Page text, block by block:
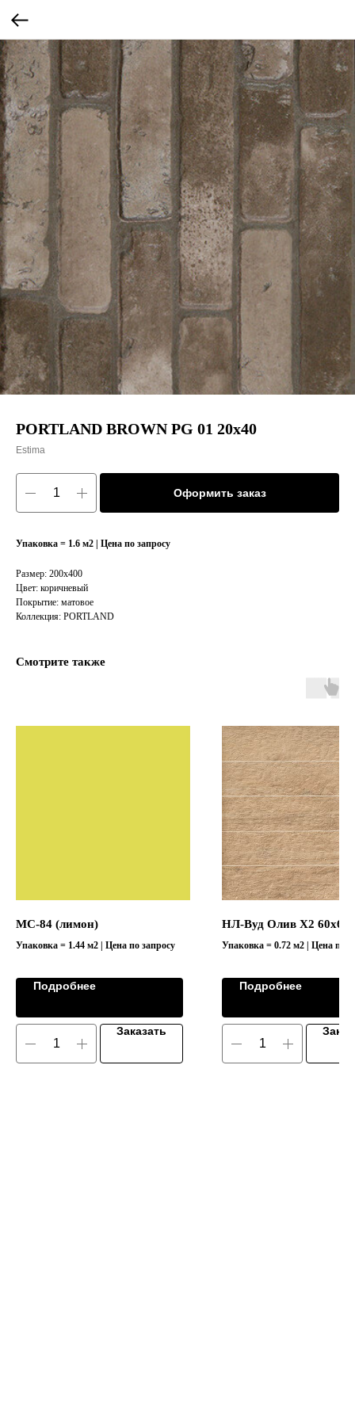
PORTLAND BROWN PG 01 20x40
Estima
Оформить заказ
Упаковка = 1.6 м2 | Цена по запросу
Размер: 200x400
Цвет: коричневый
Покрытие: матовое
Коллекция: PORTLAND
Смотрите также
MC-84 (лимон)
Упаковка = 1.44 м2 | Цена по запросу
Подробнее
Заказать
НЛ-Вуд Олив Х2 60х60
Упаковка = 0.72 м2 | Цена по
Подробнее